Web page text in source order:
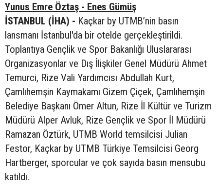
Yunus Emre Öztaş - Enes Gümüş
İSTANBUL (İHA) - Kaçkar by UTMB’nin basın
lansmanı İstanbul'da bir otelde gerçekleştirildi.
Toplantıya Gençlik ve Spor Bakanlığı Uluslararası
Organizasyonlar ve Dış İlişkiler Genel Müdürü Ahmet
Temurci, Rize Vali Yardımcısı Abdullah Kurt,
Çamlıhemşin Kaymakamı Gizem Çiçek, Çamlıhemşin
Belediye Başkanı Ömer Altun, Rize İl Kültür ve Turizm
Müdürü Alper Avluk, Rize Gençlik ve Spor İl Müdürü
Ramazan Öztürk, UTMB World temsilcisi Julian
Festor, Kaçkar by UTMB Türkiye Temsilcisi Georg
Hartberger, sporcular ve çok sayıda basın mensubu
katıldı.